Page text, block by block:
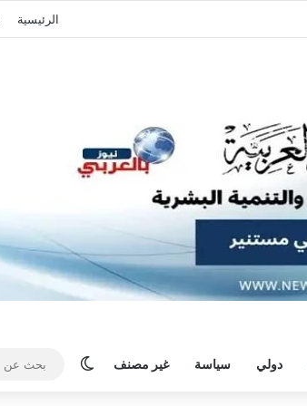
الرئيسية
دولي سياسة غير مصنف الوضع المظلم